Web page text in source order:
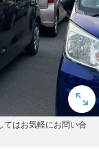
てはお気軽にお問い合